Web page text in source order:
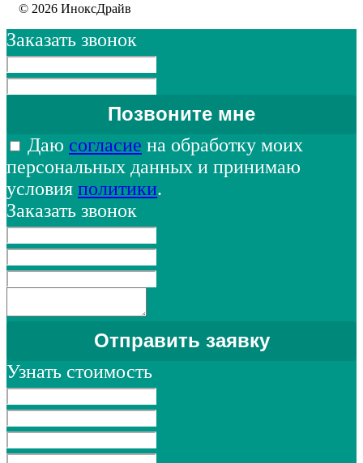
© 2026 ИноксДрайв
Заказать звонок
Даю согласие на обработку моих
персональных данных и принимаю
условия политики.
Заказать звонок
Узнать стоимость